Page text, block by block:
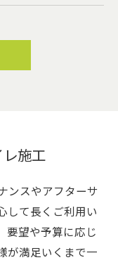
施工
ンスやアフターサ
して長くご利用い
要望や予算に応じ
が満足いくまで一